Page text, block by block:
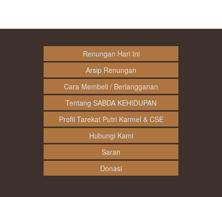
Renungan Hari Ini
Arsip Renungan
Cara Membeli / Berlangganan
Tentang SABDA KEHIDUPAN
Profil Tarekat Putri Karmel & CSE
Hubungi Kami
Saran
Donasi